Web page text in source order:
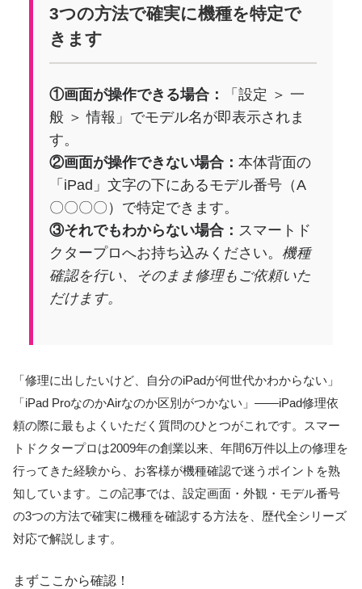
3つの方法で確実に機種を特定で
きます
①画面が操作できる場合：
「設定 ＞ 一
般 ＞ 情報」でモデル名が即表示されま
す。
②画面が操作できない場合： 本体背面の
「iPad」文字の下にあるモデル番号（A
〇〇〇〇）で特定できます。
③それでもわからない場合： スマートド
クタープロへお持ち込みください。 機種
確認を行い、そのまま修理もご依頼いた
だけます。
「修理に出したいけど、自分のiPadが何世代かわからない」
「iPad ProなのかAirなのか区別がつかない」——iPad修理依
頼の際に最もよくいただく質問のひとつがこれです。スマー
トドクタープロは2009年の創業以来、年間6万件以上の修理を
行ってきた経験から、お客様が機種確認で迷うポイントを熟
知しています。この記事では、設定画面・外観・モデル番号
の3つの方法で確実に機種を確認する方法を、歴代全シリーズ
対応で解説します。
まずここから確認！